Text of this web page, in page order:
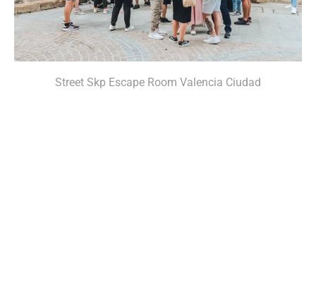
Street Skp Escape Room Valencia Ciudad